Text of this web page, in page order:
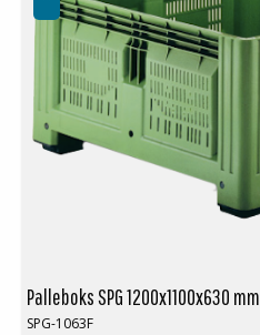
Palleboks SPG 1200x1100x630 mm
SPG-1063F